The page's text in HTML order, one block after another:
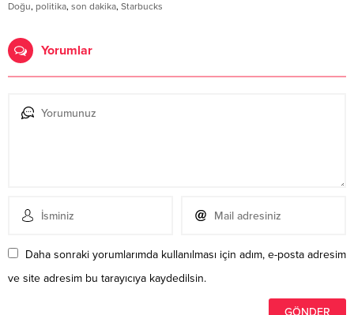
Doğu, politika, son dakika, Starbucks
Yorumlar
Daha sonraki yorumlarımda kullanılması için adım, e-posta adresim
ve site adresim bu tarayıcıya kaydedilsin.